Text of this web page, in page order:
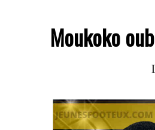
Moukoko